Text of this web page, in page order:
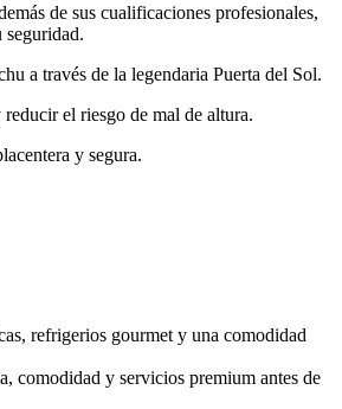
de sus cualificaciones profesionales,
a través de la legendaria Puerta del Sol.
el riesgo de mal de altura.
y segura.
refrigerios gourmet y una comodidad
comodidad y servicios premium antes de